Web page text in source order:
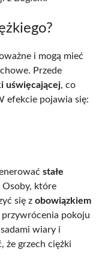
i mogą mieć
Przede
uświęcającej, co
efekcie pojawia się:
stałe
Osoby, które
się z obowiązkiem
przywrócenia pokoju
wiary i
że grzech ciężki